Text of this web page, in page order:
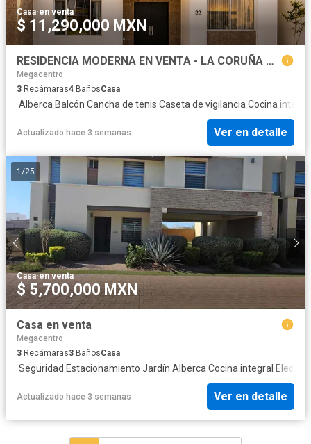
Casa·en venta
$ 11,290,000 MXN
RESIDENCIA MODERNA EN VENTA - LA CORUÑA RESIDENCIAL
Megacentro
3 Recámaras4 BañosCasa
·Alberca·Balcón·Cancha de tenis·Caseta de vigilancia·Cocina
Actualizado hace 3 semanas Ver en detalle
1 /25
Casa·en venta
$ 5,700,000 MXN
Casa en venta
Megacentro
3 Recámaras3 BañosCasa
·Seguridad·Estacionamiento·Jardín·Alberca·Cocina integral ·
Actualizado hace 3 semanas Ver en detalle